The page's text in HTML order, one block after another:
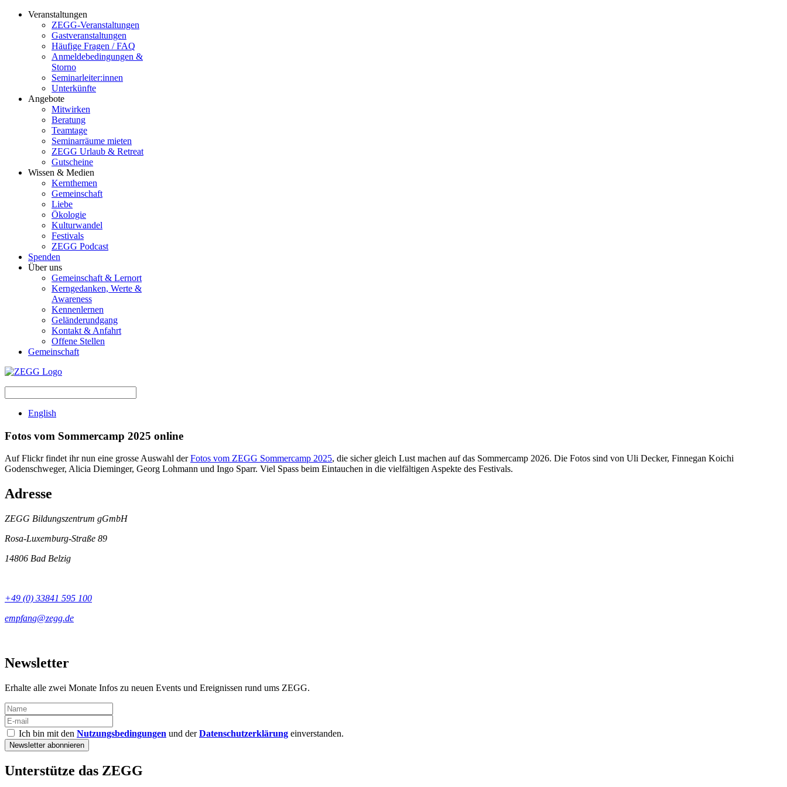
Veranstaltungen
ZEGG-Veranstaltungen
Gastveranstaltungen
Häufige Fragen / FAQ
Anmeldebedingungen &
Storno
Seminarleiter:innen
Unterkünfte
Angebote
Mitwirken
Beratung
Teamtage
Seminarräume mieten
ZEGG Urlaub & Retreat
Gutscheine
Wissen & Medien
Kernthemen
Gemeinschaft
Liebe
Ökologie
Kulturwandel
Festivals
ZEGG Podcast
Spenden
Über uns
Gemeinschaft & Lernort
Kerngedanken, Werte &
Awareness
Kennenlernen
Geländerundgang
Kontakt & Anfahrt
Offene Stellen
Gemeinschaft
English
Fotos vom Sommercamp 2025 online
Auf Flickr findet ihr nun eine grosse Auswahl derFotos vom ZEGG Sommercamp 2025, die sicher gleich Lust machen auf das Sommercamp 2026. Die Fotos sind von Uli Decker, Finnegan Koichi
Godenschweger, Alicia Dieminger, Georg Lohmann und Ingo Sparr. Viel Spass beim Eintauchen in die vielfältigen Aspekte des Festivals.
Adresse
ZEGG Bildungszentrum gGmbH
Rosa-Luxemburg-Straße 89
14806 Bad Belzig
+49 (0) 33841 595 100
Newsletter
Erhalte alle zwei Monate Infos zu neuen Events und Ereignissen rund ums ZEGG.
Ich bin mit den Nutzungsbedingungen und derDatenschutzerklärung einverstanden.
Unterstütze das ZEGG